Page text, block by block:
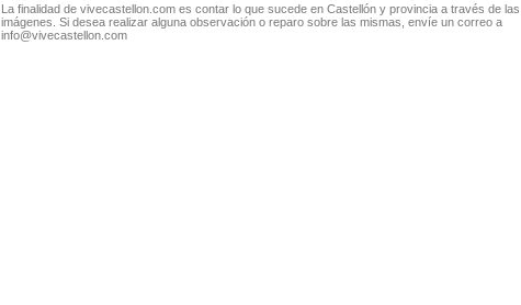
La finalidad de vivecastellon.com es contar lo que sucede en Castellón y provincia a través de las
imágenes. Si desea realizar alguna observación o reparo sobre las mismas, envíe un correo a
info@vivecastellon.com